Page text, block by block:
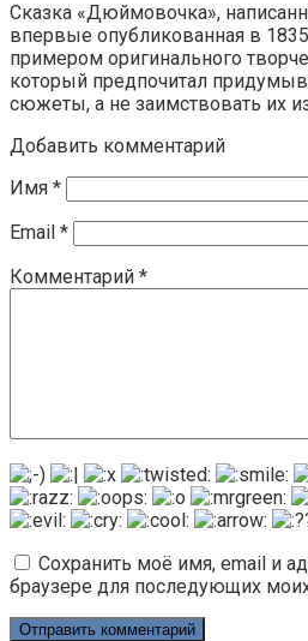
Сказка «Дюймовочка»,
впервые опубликованная в 1835
примером оригинального
который предпочитал
сюжеты, а не заимствовать их
Добавить комментарий
Имя *
Email *
Комментарий *
Сохранить моё имя, email и
браузере для последующих